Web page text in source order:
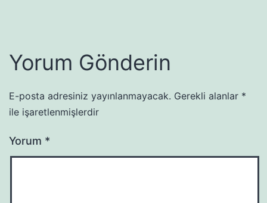
Yorum Gönderin
E-posta adresiniz yayınlanmayacak. Gerekli alanlar *
ile işaretlenmişlerdir
Yorum *